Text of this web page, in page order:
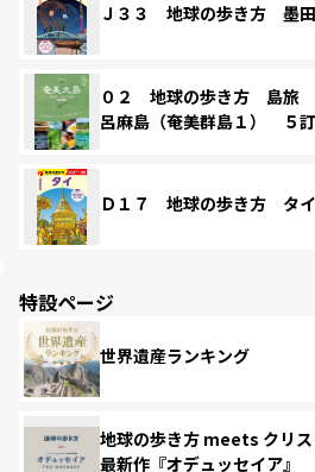
Ｊ３３ 地球の歩き方 墨
０２ 地球の歩き方 島
呂麻島（奄美群島１） ５
Ｄ１７ 地球の歩き方 タ
特設ページ
世界遺産ランキング
地球の歩き方 meets クリ
最新作『オデュッセイア』